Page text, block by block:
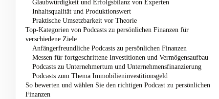
Glaubwürdigkeit und Erfolgsbilanz von Experten
Inhaltsqualität und Produktionswert
Praktische Umsetzbarkeit vor Theorie
Top-Kategorien von Podcasts zu persönlichen Finanzen für
verschiedene Ziele
Anfängerfreundliche Podcasts zu persönlichen Finanzen
Messen für fortgeschrittene Investitionen und Vermögensaufbau
Podcasts zu Unternehmertum und Unternehmensfinanzierung
Podcasts zum Thema Immobilieninvestitionsgeld
So bewerten und wählen Sie den richtigen Podcast zu persönlichen
Finanzen